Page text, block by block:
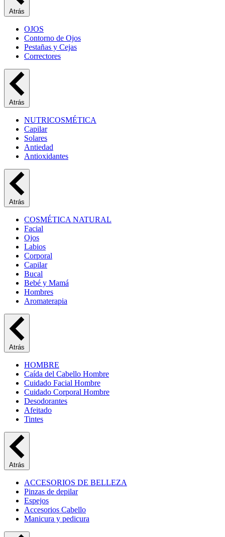
Atrás
OJOS
Contorno de Ojos
Pestañas y Cejas
Correctores
Atrás
NUTRICOSMÉTICA
Capilar
Solares
Antiedad
Antioxidantes
Atrás
COSMÉTICA NATURAL
Facial
Ojos
Labios
Corporal
Capilar
Bucal
Bebé y Mamá
Hombres
Aromaterapia
Atrás
HOMBRE
Caída del Cabello Hombre
Cuidado Facial Hombre
Cuidado Corporal Hombre
Desodorantes
Afeitado
Tintes
Atrás
ACCESORIOS DE BELLEZA
Pinzas de depilar
Espejos
Accesorios Cabello
Manicura y pedicura